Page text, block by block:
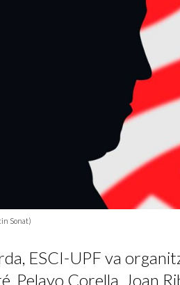
Sonat)
ESCI-UPF va
Pelayo Corella, Joan